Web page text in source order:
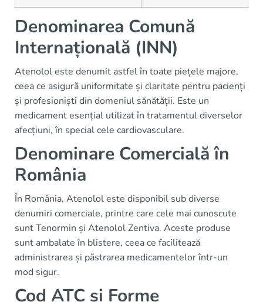
Denominarea Comună
Internațională (INN)
Atenolol este denumit astfel în toate piețele majore,
ceea ce asigură uniformitate și claritate pentru pacienți
și profesioniști din domeniul sănătății. Este un
medicament esențial utilizat în tratamentul diverselor
afecțiuni, în special cele cardiovasculare.
Denominare Comercială în
România
În România, Atenolol este disponibil sub diverse
denumiri comerciale, printre care cele mai cunoscute
sunt Tenormin și Atenolol Zentiva. Aceste produse
sunt ambalate în blistere, ceea ce facilitează
administrarea și păstrarea medicamentelor într-un
mod sigur.
Cod ATC și Forme